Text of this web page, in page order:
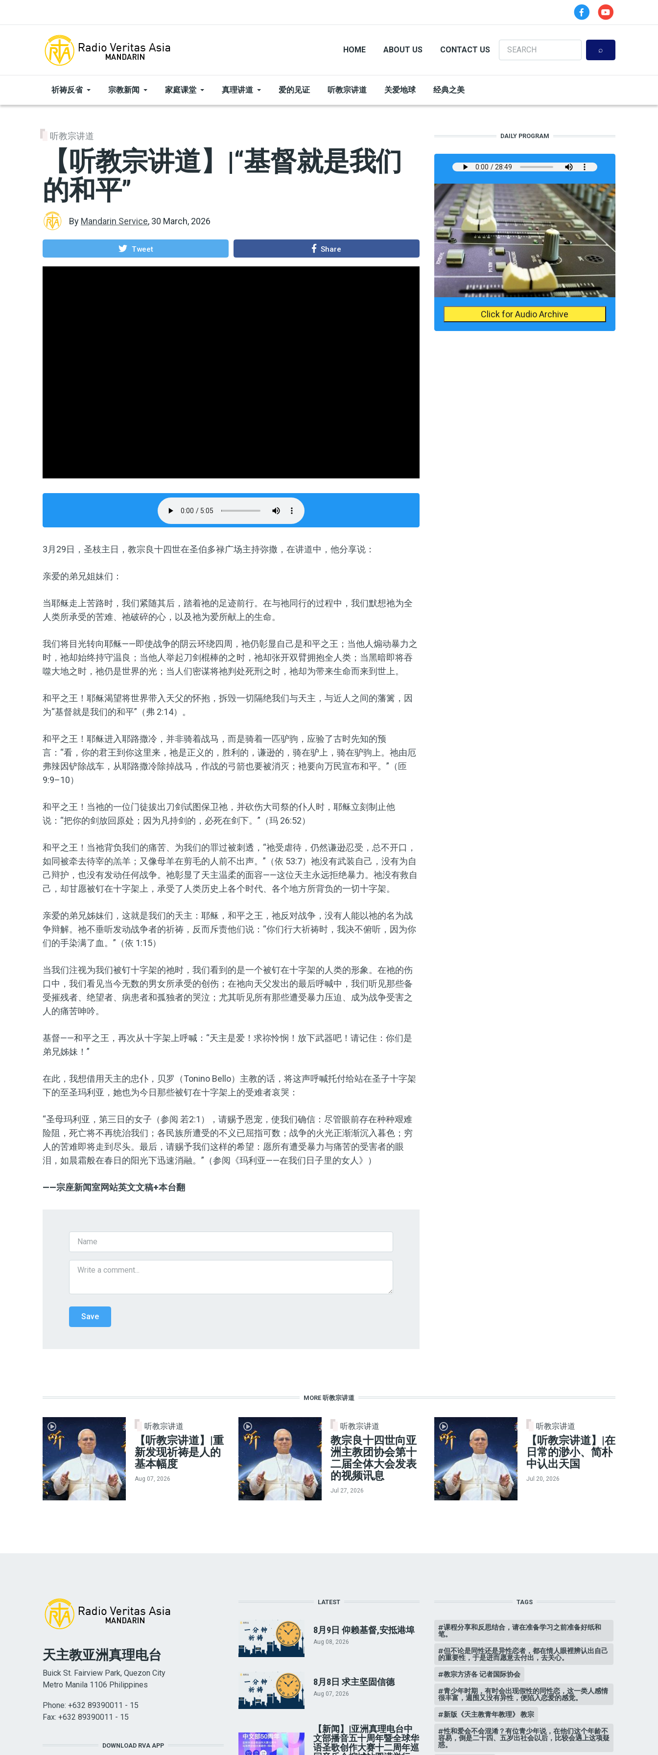
HOME ABOUT US CONTACT US
Search
祈祷反省 宗教新闻 家庭课堂 真理讲道 爱的见证 听教宗讲道 关爱地球 经典之美
听教宗讲道
【听教宗讲道】|“基督就是我们
的和平”
By Mandarin Service, 30 March, 2026
Tweet Share
3 月 29日， 圣枝主日 ，教宗良十四世在圣伯多禄广场主持弥撒，在讲道中，他分享说：
亲爱的弟兄姐妹们：
当耶稣走上苦路时，我们紧随其后，踏着祂的足迹前行。在与祂同行的过程中 ，我们默想祂为全
人类所承受的苦难、祂破碎的心，以及祂为爱所献上的生命。
我们将目光转向耶稣——即使战争的阴云环绕四周，祂仍彰显自己是和平之王；当他人煽动暴力之
时，祂却始终持守温良；当他人举起刀剑棍棒的之时 ，祂却张开双臂拥抱全人类；当黑暗即将吞
噬大地之时，祂仍是世界的光；当人们密谋将祂判处死刑之时 ，祂却为带来生命而来到世上。
和平之王 ！耶稣渴望将世界带入天父的怀抱，拆毁一切隔绝我们与天主 ， 与近人之间的藩篱，因
为“基督就是我们的和平” （弗 2:14）。
和平之王 ！耶稣进入耶路撒冷，并非骑着战马，而是骑着一匹驴驹，应验了古时先知的预
言： “看，你的君王到你这里来，祂是正义的，胜利的，谦逊的，骑在驴上，骑在驴驹上。祂由厄
弗辣因铲除战车，从耶路撒冷除掉战马，作战的弓箭也要被消灭；衪要向万民宣布和平。 ” （匝
9:9–10）
和平之王 ！当祂的一位门徒拔出刀剑试图保卫祂，并砍伤大司祭的仆人时，耶稣立刻制止他
说： “把你的剑放回原处；因为凡持剑的，必死在剑下。 ” （玛 26:52）
和平之王 ！当祂背负我们的痛苦、为我们的罪过被刺透， “祂受虐待，仍然谦逊忍受，总不开口，
如同被牵去待宰的羔羊；又像母羊在剪毛的人前不出声。 ” （依 53:7）祂没有武装自己，没有为自
己辩护，也没有发动任何战争。祂彰显了天主温柔的面容——这位天主永远拒绝暴力。祂没有救自
己，却甘愿被钉在十字架上， 承受了 人类历史上各个时代、各个地方所背负的一切十字架。
亲爱的弟兄姊妹们，这就是我们的天主：耶稣 ，和平之王 ，祂反对战争， 没有人能以祂的名为战
争辩解。祂不垂听发动战争者的祈祷，反而斥责他们说： “你们行大祈祷时，我决不俯听，因为你
们的手染满了血 。 ” （依 1:15）
当我们注视为我们被钉十字架的祂时，我们看到的是一个被钉在十字架的人类的形象 。在祂的伤
口中，我们看见当今无数的男女所承受的创伤；在祂向天父发出的最后呼喊中，我们听见那些备
受摧残者、绝望者、病患者和孤独者的哭泣；尤其听见所有那些遭受暴力压迫、 成为战争受害之
人的痛苦呻吟。
基督——和平之王 ，再次从十字架上呼喊： “天主是爱！求祢怜悯！放下武器吧！请记住：你们是
弟兄姊妹！ ”
在此，我想借用天主的忠仆 ， 贝罗 （Tonino Bello）主教的话，将这声呼喊托付给站在圣子十字架
下的至圣玛利亚 ，她也为今日那些被钉在十字架上的受难者哀哭：
“圣母玛利亚，第三日的女子 （参阅 若2:1） ，请赐予恩宠，使我们确信：尽管眼前存在种种艰难
险阻，死亡将不再统治我们；各民族所遭受的不义已屈指可数；战争的火光正渐渐沉入暮色；穷
人的苦难即将走到尽头。最后，请赐予我们这样的希望：愿所有遭受暴力与痛苦的受害者的眼
泪，如晨霜般在春日的阳光下迅速消融。 ” （参阅 《玛利亚——在我们日子里的女人》）
——宗座新闻室网站英文文稿+本台翻
DAILY PROGRAM
Click for Audio Archive
MORE 听教宗讲道
听教宗讲道
【听教宗讲道】|重
新发现祈祷是人的
基本幅度
Aug 07, 2026
听教宗讲道
教宗良十四世向亚
洲主教团协会第十
二届全体大会发表
的视频讯息
Jul 27, 2026
听教宗讲道
【听教宗讲道】|在
日常的渺小、简朴
中认出天国
Jul 20, 2026
天主教亚洲真理电台
Buick St. Fairview Park, Quezon City
Metro Manila 1106 Philippines
Phone: +632 89390011 - 15
Fax: +632 89390011 - 15
DOWNLOAD RVA APP
LATEST
8月9日 仰赖基督,安抵港埠
Aug 08, 2026
8月8日 求主坚固信德
Aug 07, 2026
【新闻】|亚洲真理电台中
文部播音五十周年暨全球华
语圣歌创作大赛十二周年巡
TAGS
课程分享和反思结合，请在准备学习之前准备好纸和
笔。
但不论是同性还是异性恋者，都在情人眼裡辨认出自己
的重要性，于是进而愿意去付出，去关心。
教宗方济各 记者国际协会
青少年时期，有时会出现假性的同性恋，这一类人感情
很丰富，週围又没有异性，便陷入恋爱的感觉。
新版《天主教青年教理》 教宗
性和爱会不会混淆？有位青少年说，在他们这个年龄不
容易，倒是二十四、五岁出社会以后，比较会遇上这项疑
惑。